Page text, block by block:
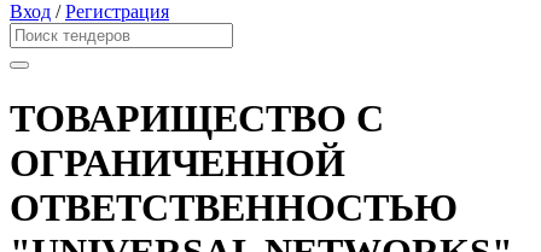
Вход /Регистрация
ТОВАРИЩЕСТВО С
ОГРАНИЧЕННОЙ
ОТВЕТСТВЕННОСТЬЮ